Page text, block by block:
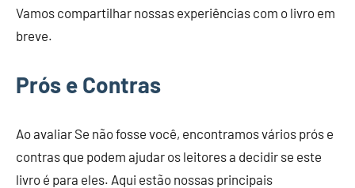
Vamos compartilhar nossas experiências com o livro em
breve.
Prós e Contras
Ao avaliar Se não fosse você, encontramos vários prós e
contras que podem ajudar os leitores a decidir se este
livro é para eles. Aqui estão nossas principais